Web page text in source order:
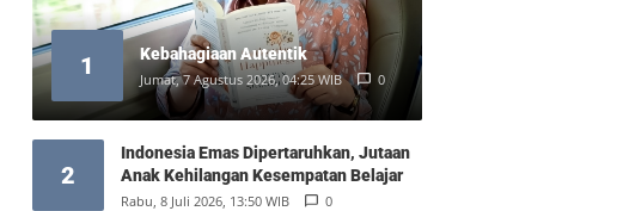
1 Kebahagiaan Autentik
Jumat, 7 Agustus 2026, 04:25 WIB 0
2
Indonesia Emas Dipertaruhkan, Jutaan
Anak Kehilangan Kesempatan Belajar
Rabu, 8 Juli 2026, 13:50 WIB 0